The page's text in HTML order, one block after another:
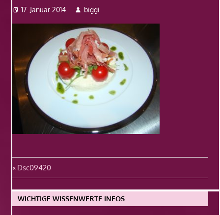
17. Januar 2014 biggi
Beitragsnavigation
Vorheriger
Beitrag:
Dsc09420
WICHTIGE WISSENWERTE INFOS